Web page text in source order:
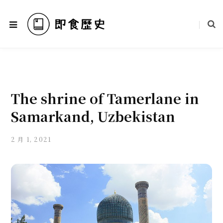
The shrine of Tamerlane in
Samarkand, Uzbekistan
2 月 1, 2021